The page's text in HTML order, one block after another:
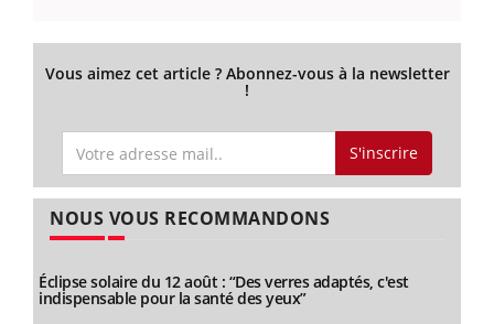
Vous aimez cet article ? Abonnez-vous à la newsletter
!
S'inscrire
NOUS VOUS RECOMMANDONS
Éclipse solaire du 12 août : “Des verres adaptés, c'est
indispensable pour la santé des yeux”